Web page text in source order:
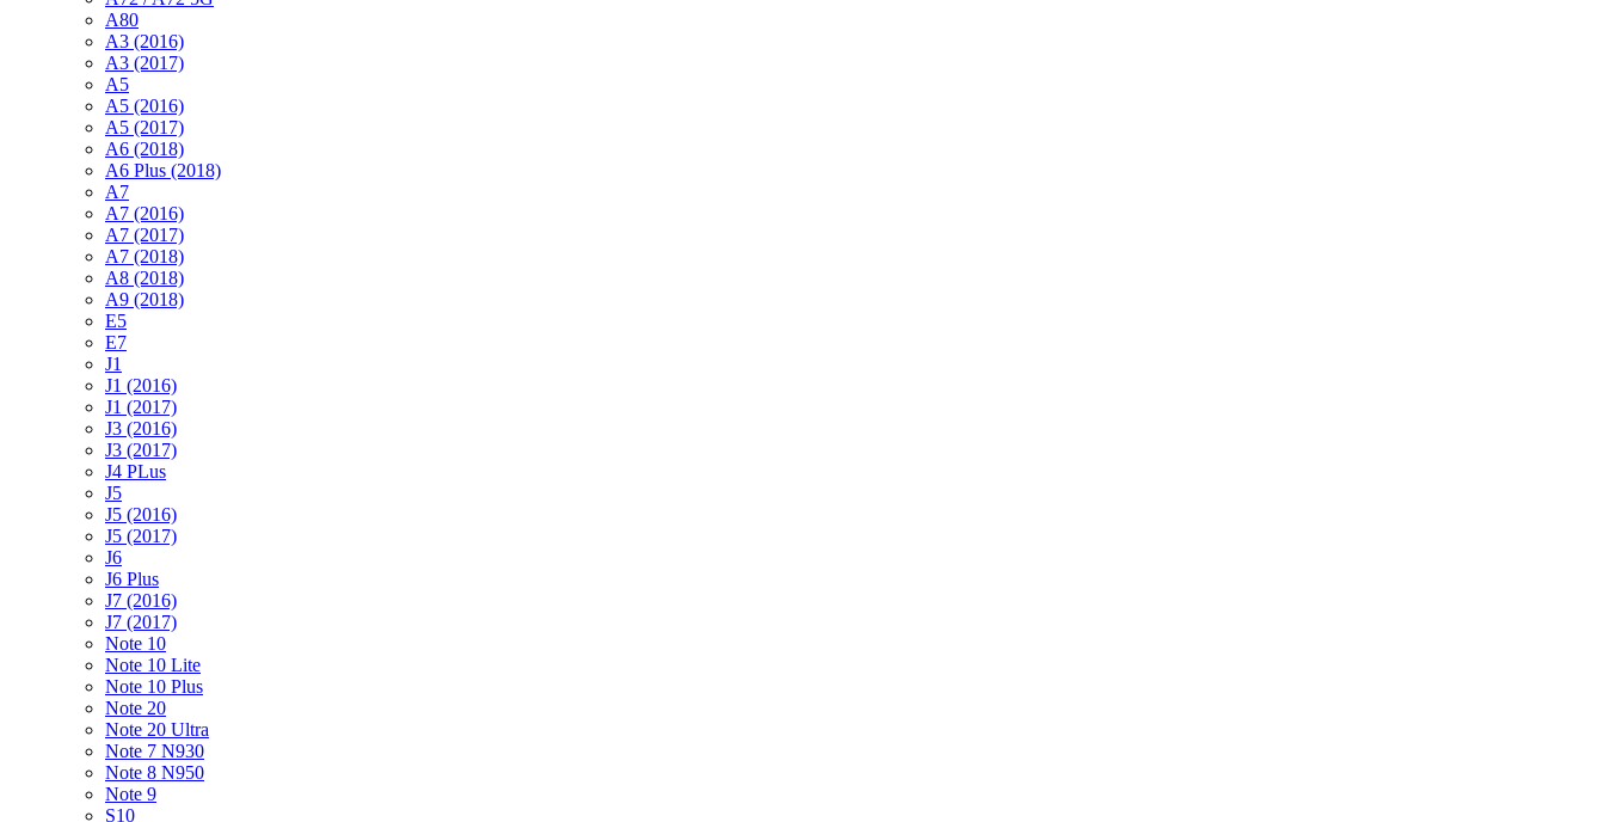
A80
A3 (2016)
A3 (2017)
A5
A5 (2016)
A5 (2017)
A6 (2018)
A6 Plus (2018)
A7
A7 (2016)
A7 (2017)
A7 (2018)
A8 (2018)
A9 (2018)
E5
E7
J1
J1 (2016)
J1 (2017)
J3 (2016)
J3 (2017)
J4 PLus
J5
J5 (2016)
J5 (2017)
J6
J6 Plus
J7 (2016)
J7 (2017)
Note 10
Note 10 Lite
Note 10 Plus
Note 20
Note 20 Ultra
Note 7 N930
Note 8 N950
Note 9
S10